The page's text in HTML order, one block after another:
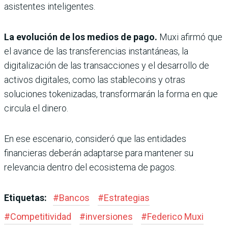
asistentes inteligentes.
La evolución de los medios de pago. Muxi afirmó que
el avance de las transferencias instantáneas, la
digitalización de las transacciones y el desarrollo de
activos digitales, como las stablecoins y otras
soluciones tokenizadas, transformarán la forma en que
circula el dinero.
En ese escenario, consideró que las entidades
financieras deberán adaptarse para mantener su
relevancia dentro del ecosistema de pagos.
Etiquetas: #Bancos #Estrategias
#Competitividad #inversiones #Federico Muxi